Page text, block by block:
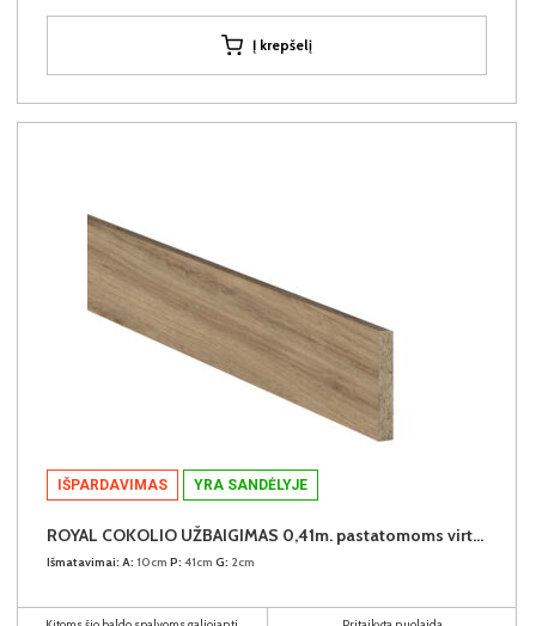
Į krepšelį
IŠPARDAVIMAS YRA SANDĖLYJE
ROYAL COKOLIO UŽBAIGIMAS 0,41m. pastatomoms virtuvės spintelėms (komplekte - 2vnt.) (Dab Dziki)
Išmatavimai: A: 10cm P: 41cm G: 2cm